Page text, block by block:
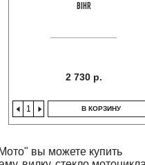
BIHR
2 730 р.
В КОРЗИНУ
вы можете купить